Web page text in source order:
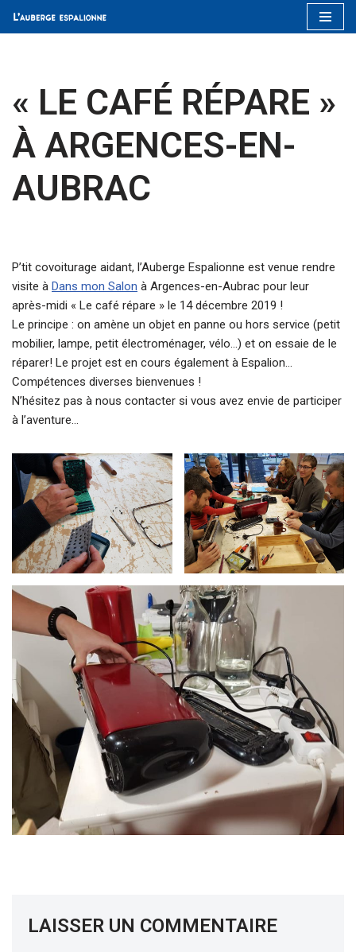
« LE CAFÉ RÉPARE »
À ARGENCES-EN-
AUBRAC
P’tit covoiturage aidant, l’Auberge Espalionne est venue rendre
visite à Dans mon Salon à Argences-en-Aubrac pour leur
après-midi « Le café répare » le 14 décembre 2019 !
Le principe : on amène un objet en panne ou hors service (petit
mobilier, lampe, petit électroménager, vélo…) et on essaie de le
réparer! Le projet est en cours également à Espalion…
Compétences diverses bienvenues !
N’hésitez pas à nous contacter si vous avez envie de participer
à l’aventure…
LAISSER UN COMMENTAIRE